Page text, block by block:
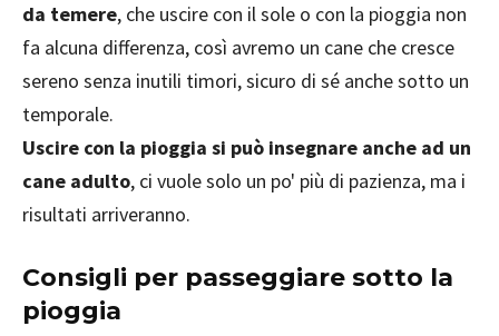
da temere, che uscire con il sole o con la pioggia non
fa alcuna differenza, così avremo un cane che cresce
sereno senza inutili timori, sicuro di sé anche sotto un
temporale.
Uscire con la pioggia si può insegnare anche ad un
cane adulto, ci vuole solo un po' più di pazienza, ma i
risultati arriveranno.
Consigli per passeggiare sotto la
pioggia